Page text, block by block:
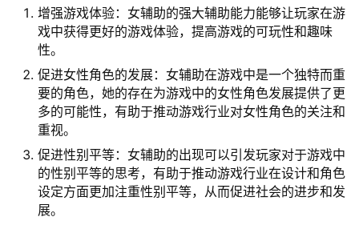
增强游戏体验：女辅助的强大辅助能力能够让玩家在游
戏中获得更好的游戏体验，提高游戏的可玩性和趣味
性。
促进女性角色的发展：女辅助在游戏中是一个独特而重
要的角色，她的存在为游戏中的女性角色发展提供了更
多的可能性，有助于推动游戏行业对女性角色的关注和
重视。
促进性别平等：女辅助的出现可以引发玩家对于游戏中
的性别平等的思考，有助于推动游戏行业在设计和角色
设定方面更加注重性别平等，从而促进社会的进步和发
展。